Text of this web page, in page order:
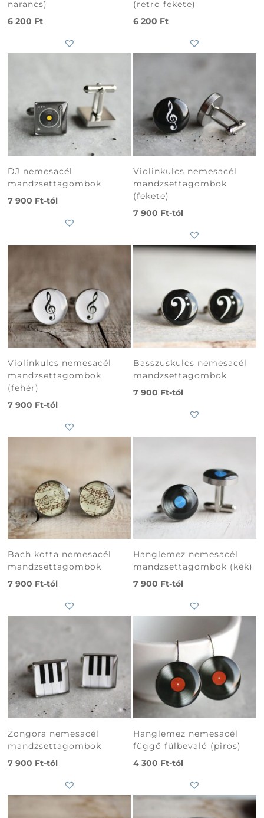
narancs)
6 200 Ft
(retro fekete)
6 200 Ft
DJ nemesacél
mandzsettagombok
7 900 Ft-tól
Violinkulcs nemesacél
mandzsettagombok
(fekete)
7 900 Ft-tól
Violinkulcs nemesacél
mandzsettagombok
(fehér)
7 900 Ft-tól
Basszuskulcs nemesacél
mandzsettagombok
7 900 Ft-tól
Bach kotta nemesacél
mandzsettagombok
7 900 Ft-tól
Hanglemez nemesacél
mandzsettagombok (kék)
7 900 Ft-tól
Zongora nemesacél
mandzsettagombok
7 900 Ft-tól
Hanglemez nemesacél
függő fülbevaló (piros)
4 300 Ft-tól